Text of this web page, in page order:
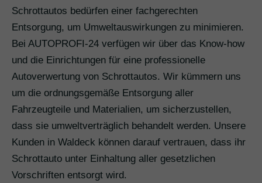
Schrottautos bedürfen einer fachgerechten
Entsorgung, um Umweltauswirkungen zu minimieren.
Bei AUTOPROFI-24 verfügen wir über das Know-how
und die Einrichtungen für eine professionelle
Autoverwertung von Schrottautos. Wir kümmern uns
um die ordnungsgemäße Entsorgung aller
Fahrzeugteile und Materialien, um sicherzustellen,
dass sie umweltverträglich behandelt werden. Unsere
Kunden in Waldeck können darauf vertrauen, dass ihr
Schrottauto unter Einhaltung aller gesetzlichen
Vorschriften entsorgt wird.